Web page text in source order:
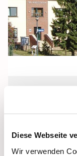
Diese Webseite
Wir verwenden
Sonntag,
St.
1, 18528